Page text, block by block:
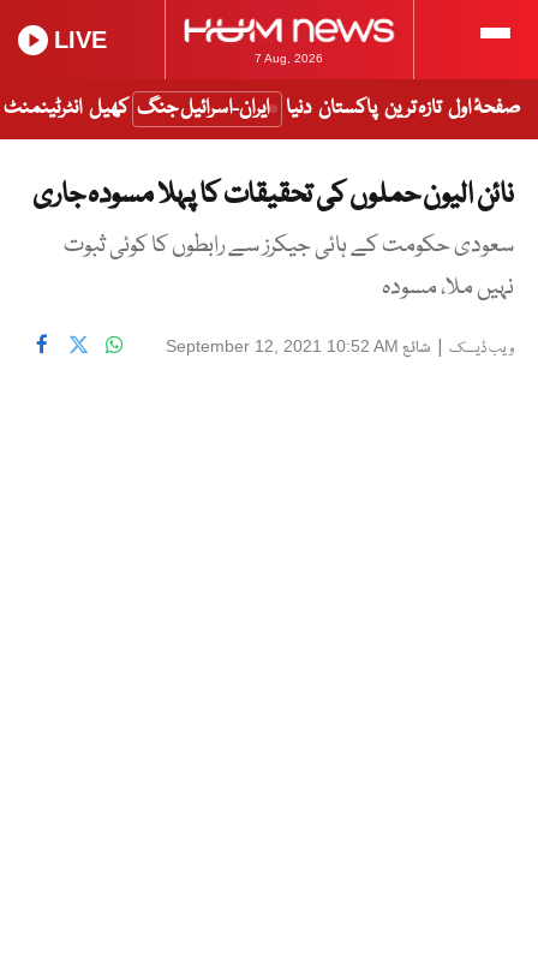
7 Aug, 2026
LIVE
صفحۂ اول تازہ ترین پاکستان دنیا ایران-اسرائیل جنگ کھیل انٹرٹینمنٹ
نائن الیون حملوں کی تحقیقات کا پہلا مسودہ جاری
سعودی حکومت کے ہائی جیکرز سے رابطوں کا کوئی ثبوت
نہیں ملا، مسودہ
ویب ڈیسک | شائع September 12, 2021 10:52 AM